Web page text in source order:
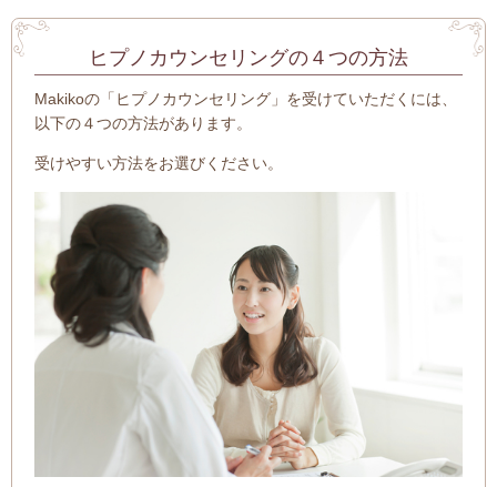
ヒプノカウンセリングの４つの方法
Makikoの「ヒプノカウンセリング」を受けていただくには、
以下の４つの方法があります。
受けやすい方法をお選びください。